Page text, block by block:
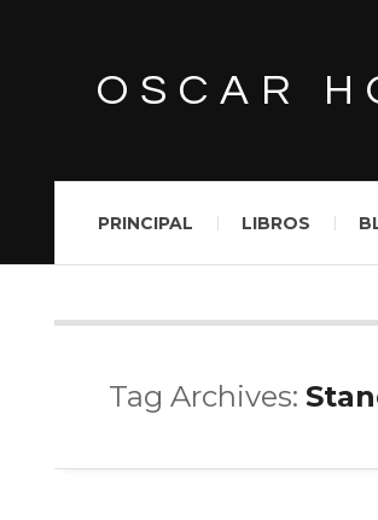
OSCAR
PRINCIPAL LIBROS
Tag Archives: